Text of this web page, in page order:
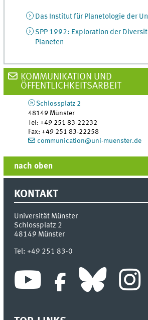
Das Institut für Planetologie der
SPP 1992: Exploration der
Planeten
KOMMUNIKATION UND
ÖFFENTLICHKEITSARBEIT
Schlossplatz 2
48149 Münster
Tel:+49 251 83-22232
Fax:+49 251 83-22258
communication@uni-muenster.de
nach oben
KONTAKT
Universität Münster
Schlossplatz 2
48149 Münster
Tel:+49 251 83-0